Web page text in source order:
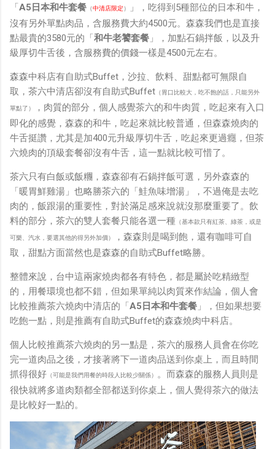
去幫自己抬轎、有鍋直接推給下屬扛、散佈同事私生活謠
言，還有職場霸凌，這些你他媽都頂級專業戶，除此之外沒
啥洨用了！） 一件理論上可以做到的事情，外行人的認知
被信息差，不懂加上沒實作能力去驗證，就什麼都變成黑科
也非啥黑科技，只是政府不讓你普通老百姓了解罷了。
Ray-ban Meta 的黑科技，講白了就是人家拉個百人團隊
在搞那支眼鏡，然後把軟體技能和硬體規格點滿，再加上極
致優化後的成果罷了！ 當時知道 Ray-Ban Meta 的智慧眼
鏡有塞入一個強大的 WiFi 6 晶片在裡面，一開始我猜測會
不會有可能是透過 WiFi P2P 或 WiFi SoftAP 的方式去做
串流（確實 Meta 的智能眼鏡，在同步媒體時，會強制要
求開啟手機的 WiFi 開關，所以媒體同步應該是靠 WiFi 通
道做的），而去年初我也快速做了一個WiFi Direct 架構
來做 POC，確實傳輸效率非常快，幾百 MB 的大檔幾乎秒
級傳完，從眼鏡端將媒體串流到手機端更是不用說的順暢，
而且當時我們的媒體串流還是以未經編碼的方式傳透過
Socket 直接傳輸的（這表示傳輸時所需的頻寬會更大，功
耗據說也較大）。 後來因為 ...
「A5日本和牛套餐 （中清店限定）
」，吃得到5種部位的日本和牛，
沒有另外單點肉品，含服務費大約4500元。森森我們也是直接
點最貴的3580元的「和牛老饕套餐 」，加點石鍋拌飯，以及升
級厚切牛舌後，含服務費的價錢一樣是4500元左右。
森森中科店有自助式Buffet，沙拉、飲料、甜點都可無限自
取，茶六中清店卻沒有自助式Buffet （胃口比較大，吃不飽的話，只能另外
單點了）
，肉質的部分，個人感覺茶六的和牛肉質，吃起來有入口
即化的感覺，森森的和牛，吃起來就比較普通，但森森燒肉的
牛舌挺讚，尤其是加400元升級厚切牛舌，吃起來更過癮，但茶
六燒肉的頂級套餐卻沒有牛舌，這一點就比較可惜了。
茶六只有白飯或飯糰，森森卻有石鍋拌飯可選，另外森森的
「暖胃鮮雞湯」也略勝茶六的「鮭魚味增湯」，不過俺是去吃
肉的，飯跟湯的重要性，對於滿足感來說就沒那麼重要了。飲
料的部分，茶六的雙人套餐只能各選一種 （基本款只有紅茶、綠茶，或是
可樂、汽水，要選其他的得另外加價）
，森森則是喝到飽，還有咖啡可自
取，甜點方面當然也是森森的自助式Buffet略勝。
整體來說，台中這兩家燒肉都各有特色，都是屬於吃精緻型
的，用餐環境也都不錯，但如果單純以肉質來作結論，個人會
比較推薦茶六燒肉中清店的「A5日本和牛套餐 」，但如果想要
吃飽一點，則是推薦有自助式Buffet的森森燒肉中科店。
個人比較推薦茶六燒肉的另一點是，茶六的服務人員會在你吃
完一道肉品之後，才接著將下一道肉品送到你桌上，而且時間
抓得很好 （可能是我們用餐的時段人比較少關係）
。而森森的服務人員則是
很快就將多道肉類都全部都送到你桌上，個人覺得茶六的做法
是比較好一點的。